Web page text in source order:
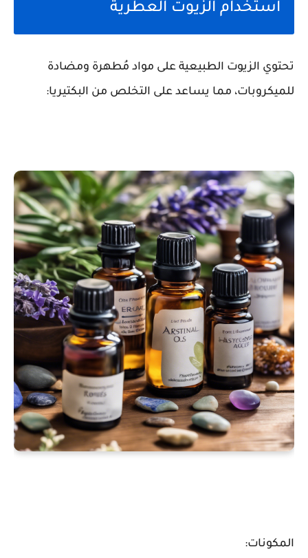
استخدام الزيوت العطرية
تحتوي الزيوت الطبيعية على مواد مُطهرة ومضادة
للميكروبات، مما يساعد على التخلص من البكتيريا:
المكونات: